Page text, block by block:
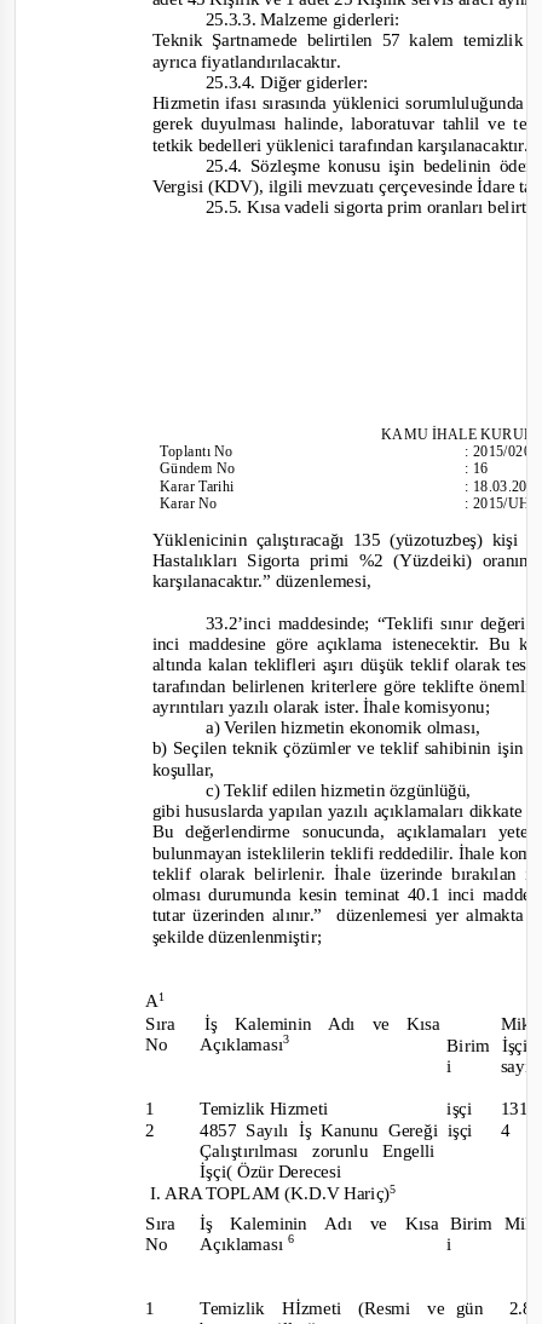
25.3.3. Malzeme giderleri:
Teknik Şartnamede belirtilen 57 kalem
ayrıca fiyatlandırılacaktır.
25.3.4. Diğer giderler:
Hizmetin ifası sırasında yüklenici sorumluluğunda
gerek duyulması halinde, laboratuvar tahlil ve
tetkik bedelleri yüklenici tarafından karşılanacaktır.
25.4. Sözleşme konusu işin bedelinin
Vergisi (KDV), ilgili mevzuatı çerçevesinde İdare
25.5. Kısa vadeli sigorta prim oranları
KAMU İHALE
ToplantıNo
Gündem No
Karar Tarihi
Karar No
:2015/020
: 16
:
:2015/
Yüklenicinin çalıştıracağı 135 (yüzotuzbeş)
Hastalıkları Sigorta primi %2 (Yüzdeiki)
karşılanacaktır.” düzenlemesi,
33.2’inci maddesinde; “Teklifi sınır
inci maddesine göre açıklama istenecektir. Bu
altında kalan teklifleri aşırı düşük teklif olarak
tarafından belirlenen kriterlere göre teklifte
ayrıntıları yazılı olarak ister. İhale komisyonu;
a) Verilenhizmetin ekonomik olması,
b) Seçilen teknik çözümler ve teklif sahibinin işin
koşullar,
c) Teklif edilen hizmetin özgünlüğü,
gibi hususlarda yapılan yazılı açıklamaları dikkate
Bu değerlendirme sonucunda, açıklamaları
bulunmayan isteklilerin teklifi reddedilir. İhale
teklif olarak belirlenir. İhale üzerinde bırakılan
olması durumunda kesin teminat 40.1 inci
tutar üzerinden alınır.”
düzenlemesi yer
şekilde düzenlenmiştir;
A1
Sıra
No
İş Kaleminin Adı ve Kısa
Açıklaması3 Birim İşçi
i
1
2
Temizlik Hizmeti işçi
131
4
4857 Sayılı İş Kanunu Gereği işçi
Çalıştırılması zorunlu Engelli
İşçi( Özür Derecesi
I. ARA TOPLAM(K.D.V Hariç)5
Sıra İş Kaleminin Adı ve Kısa Birim
No Açıklaması 6 i
1 Temizlik Hİzmeti (Resmi ve gün